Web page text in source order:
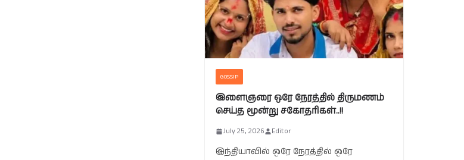
GOSSIP
இளைஞரை ஒரே நேரத்தில் திருமணம்
செய்த மூன்று சகோதரிகள்..!!
July 25, 2026 Editor
இந்தியாவில் ஒரே நேரத்தில் ஒரே